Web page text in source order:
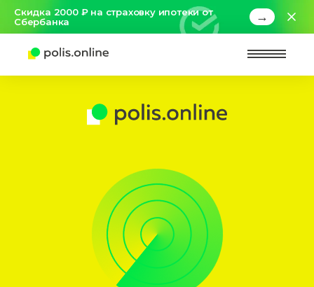
Скидка 2000 ₽ на страховку ипотеки от
Сбербанка
→